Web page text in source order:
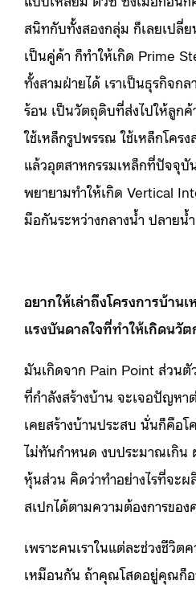
สนิทกับทั้งสองกลุ่ม ก็เลยเปลี่
เป็นคู่ค้า ก็ทำให้เกิด Prime
ทั้งสามฝ่ายได้ เราเป็นธุรกิจก
ร้อน เป็นวัตถุดิบที่ส่งไปให้ลูก
ใช้เหล็กรูปพรรณ ใช้เหล็กโคร
แล้วอุตสาหกรรมเหล็กที่ปัจจุบั
พยายามทำให้เกิด Vertical
มือกันระหว่างกลางน้ำ ปลายน้
อยากให้เล่าถึงโครงการบ้าน
แรงบันดาลใจที่ทำให้เกิดนวั
มันเกิดจาก Pain Point ส่วนตั
ที่กำลังสร้างบ้าน จะเจอปัญห
เคยสร้างบ้านประสบ นั่นก็คือโ
ไม่ทันกำหนด งบประมาณเกิน
หุ้นส่วน คิดว่าทำอย่างไรที่จะ
สเปกได้ตามความต้องการขอ
เพราะคนเราในแต่ละช่วงชีวิต
เหมือนกัน ถ้าคุณโสดอยู่คุณก็อ